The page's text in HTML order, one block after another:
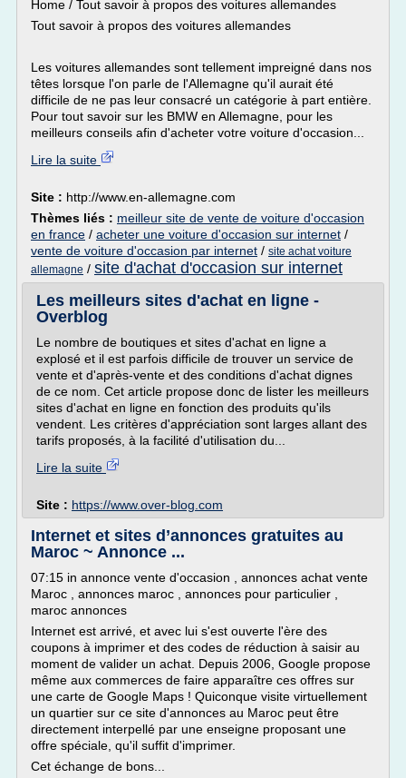
Home / Tout savoir à propos des voitures allemandes
Tout savoir à propos des voitures allemandes
Les voitures allemandes sont tellement impreigné dans nos
têtes lorsque l'on parle de l'Allemagne qu'il aurait été
difficile de ne pas leur consacré un catégorie à part entière.
Pour tout savoir sur les BMW en Allemagne, pour les
meilleurs conseils afin d'acheter votre voiture d'occasion...
Lire la suite
Site : http://www.en-allemagne.com
Thèmes liés : meilleur site de vente de voiture d'occasion
en france / acheter une voiture d'occasion sur internet /
vente de voiture d'occasion par internet / site achat voiture
allemagne / site d'achat d'occasion sur internet
Les meilleurs sites d'achat en ligne -
Overblog
Le nombre de boutiques et sites d'achat en ligne a
explosé et il est parfois difficile de trouver un service de
vente et d'après-vente et des conditions d'achat dignes
de ce nom. Cet article propose donc de lister les meilleurs
sites d'achat en ligne en fonction des produits qu'ils
vendent. Les critères d'appréciation sont larges allant des
tarifs proposés, à la facilité d'utilisation du...
Lire la suite
Site : https://www.over-blog.com
Internet et sites d’annonces gratuites au
Maroc ~ Annonce ...
07:15 in annonce vente d'occasion , annonces achat vente
Maroc , annonces maroc , annonces pour particulier ,
maroc annonces
Internet est arrivé, et avec lui s'est ouverte l'ère des
coupons à imprimer et des codes de réduction à saisir au
moment de valider un achat. Depuis 2006, Google propose
même aux commerces de faire apparaître ces offres sur
une carte de Google Maps ! Quiconque visite virtuellement
un quartier sur ce site d'annonces au Maroc peut être
directement interpellé par une enseigne proposant une
offre spéciale, qu'il suffit d'imprimer.
Cet échange de bons...